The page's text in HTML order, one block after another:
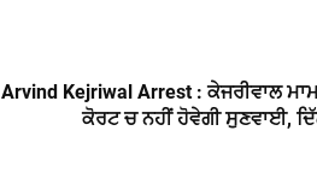
Arvind Kejriwal Arrest : ਕੇਜਰੀਵਾਲ
ਕੋਰਟ ਚ ਨਹੀਂ ਹੋਵੇਗੀ ਸੁਣਵਾਈ,